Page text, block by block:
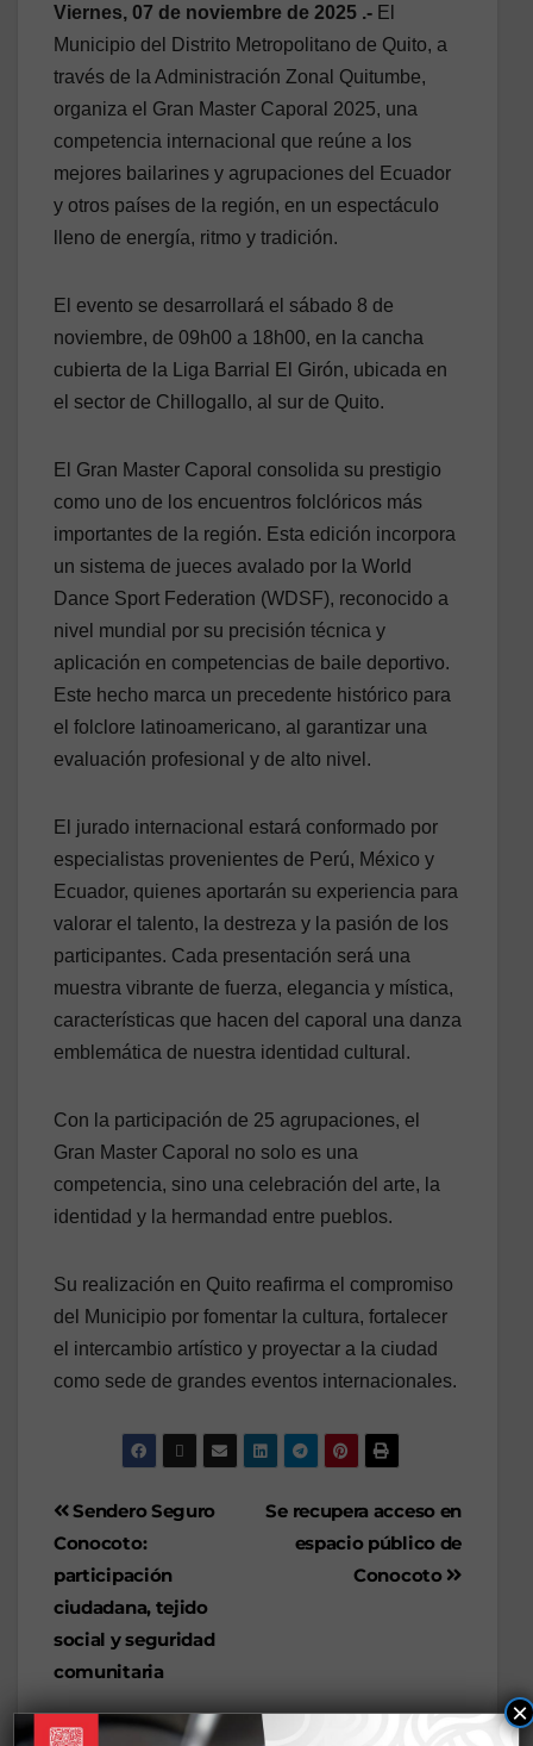
Viernes, 07 de noviembre de 2025 .- El
Municipio del Distrito Metropolitano de Quito, a
través de la Administración Zonal Quitumbe,
organiza el Gran Master Caporal 2025, una
competencia internacional que reúne a los
mejores bailarines y agrupaciones del Ecuador
y otros países de la región, en un espectáculo
lleno de energía, ritmo y tradición.
El evento se desarrollará el sábado 8 de
noviembre, de 09h00 a 18h00, en la cancha
cubierta de la Liga Barrial El Girón, ubicada en
el sector de Chillogallo, al sur de Quito.
El Gran Master Caporal consolida su prestigio
como uno de los encuentros folclóricos más
importantes de la región. Esta edición incorpora
un sistema de jueces avalado por la World
Dance Sport Federation (WDSF), reconocido a
nivel mundial por su precisión técnica y
aplicación en competencias de baile deportivo.
Este hecho marca un precedente histórico para
el folclore latinoamericano, al garantizar una
evaluación profesional y de alto nivel.
El jurado internacional estará conformado por
especialistas provenientes de Perú, México y
Ecuador, quienes aportarán su experiencia para
valorar el talento, la destreza y la pasión de los
participantes. Cada presentación será una
muestra vibrante de fuerza, elegancia y mística,
características que hacen del caporal una danza
emblemática de nuestra identidad cultural.
Con la participación de 25 agrupaciones, el
Gran Master Caporal no solo es una
competencia, sino una celebración del arte, la
identidad y la hermandad entre pueblos.
Su realización en Quito reafirma el compromiso
del Municipio por fomentar la cultura, fortalecer
el intercambio artístico y proyectar a la ciudad
como sede de grandes eventos internacionales.
Se recupera acceso en
espacio público de
Conocoto
Sendero Seguro
Conocoto:
participación
ciudadana, tejido
social y seguridad
comunitaria
×